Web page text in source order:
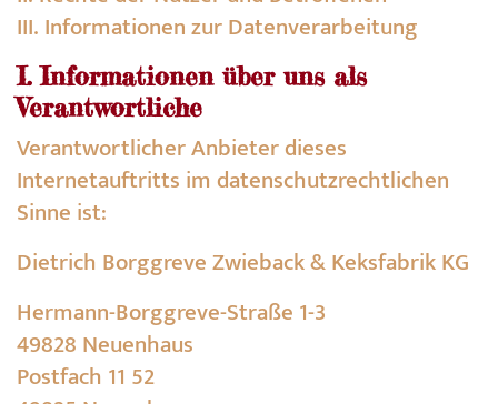
III. Informationen zur Datenverarbeitung
I. Informationen über uns als
Verantwortliche
Verantwortlicher Anbieter dieses
Internetauftritts im datenschutzrechtlichen
Sinne ist:
Dietrich Borggreve Zwieback & Keksfabrik KG
Hermann-Borggreve-Straße 1-3
49828 Neuenhaus
Postfach 11 52